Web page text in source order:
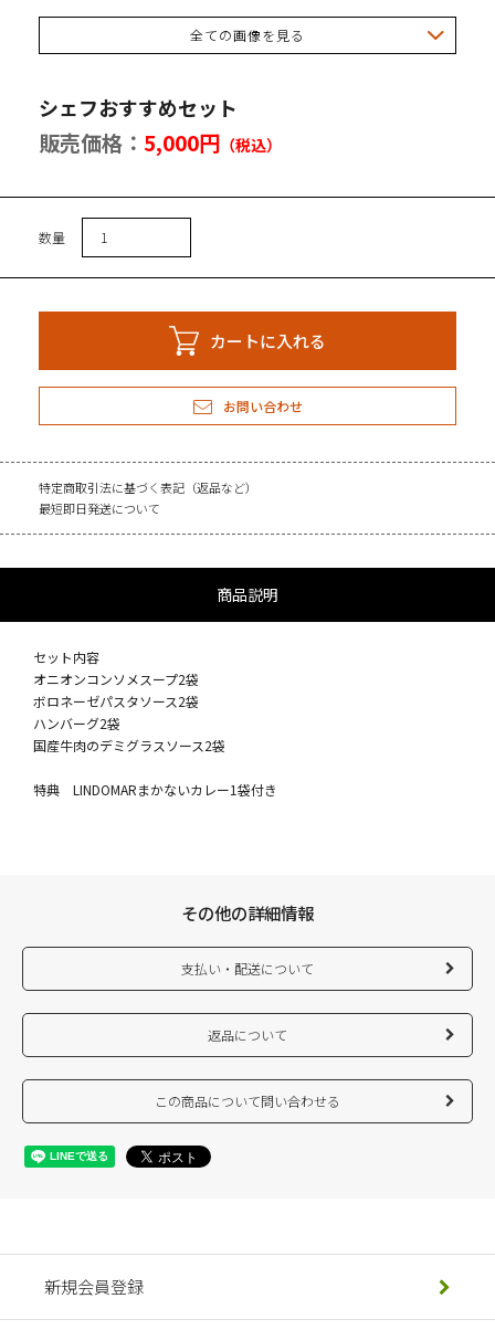
を見る
全ての画像を見る
シェフおすすめセット
販売価格： 5,000円 （税込）
数量
カートに入れる
お問い合わせ
特定商取引法に基づく表記（返品など）
最短即日発送について
商品説明
セット内容
オニオンコンソメスープ2袋
ボロネーゼパスタソース2袋
ハンバーグ2袋
国産牛肉のデミグラスソース2袋
特典 LINDOMARまかないカレー1袋付き
その他の詳細情報
支払い・配送について
返品について
この商品について問い合わせる
新規会員登録